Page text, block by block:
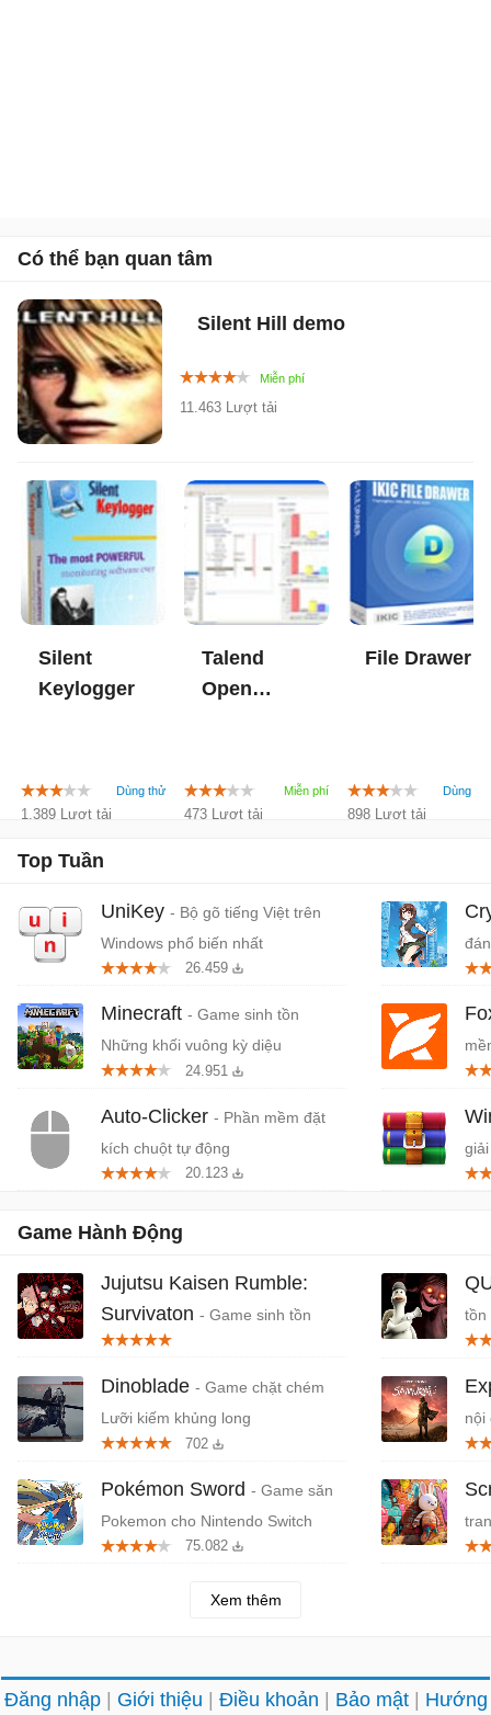
Có thể bạn quan tâm
Silent Hill demo
11.463 Lượt tải
Silent
Keylogger
1.389 Lượt tải
Talend
Open
473 Lượt tải
File Drawer
898 Lượt tải
Top Tuần
UniKey - Bộ gõ tiếng Việt trên
Windows phổ biến nhất
26.459
Minecraft - Game sinh tồn
Những khối vuông kỳ diệu
24.951
Auto-Clicker - Phần mềm đặt
kích chuột tự động
20.123
Game Hành Động
Jujutsu Kaisen Rumble:
Survivaton - Game sinh tồn
Jujutsu Kaisen x Vampire Survivors
Dinoblade - Game chặt chém
Lưỡi kiếm khủng long
702
Pokémon Sword - Game săn
Pokemon cho Nintendo Switch
75.082
tồn
nội
Xem thêm
Đăng nhập Giới thiệu Điều khoản Bảo mật Hướng